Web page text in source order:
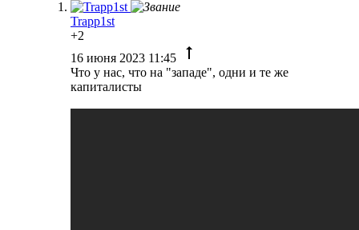
Trapp1st
+2
16 июня 2023 11:45
Что у нас, что на "западе", одни и те же
капиталисты